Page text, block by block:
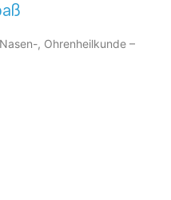
, Ohrenheilkunde –